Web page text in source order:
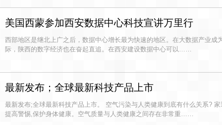
美国西蒙参加西安数据中心科技宣讲万里行
西部地区是继北上广之后，数据中心增长最为快速的地区。在大数据产业成
际，陕西的数字经济也在奋起直追。在西安建设数据中心可以……
最新发布；全球最新科技产品上市
最新发布;全球最新科技产品上市。 空气污染与人类健康到底有什么关系?
提高警惕,保护身体健康。空气质量与人类健康之间存在非常重……